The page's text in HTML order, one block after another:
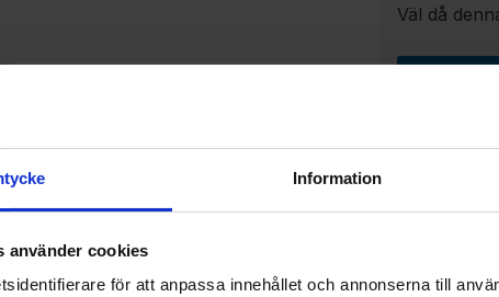
Information
använder cookies
för att anpassa innehållet och annonserna till
Väl då